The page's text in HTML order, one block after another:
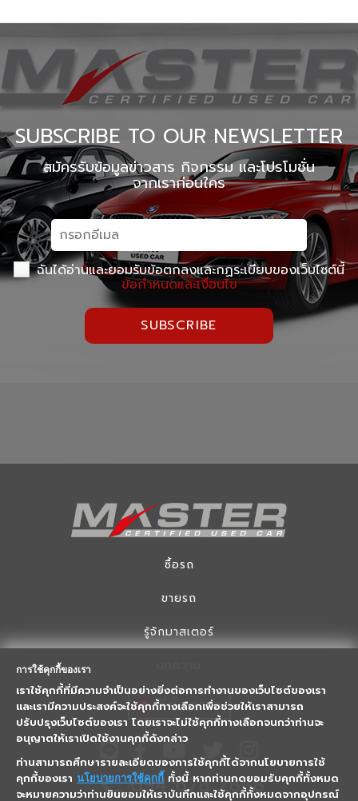
SUBSCRIBE TO OUR NEWSLETTER
สมัครรับข้อมูลข่าวสาร กิจกรรม และโปรโมชั่น
จากเราก่อนใคร
ฉันได้อ่านและยอมรับข้อตกลงและกฏระเบียบของเว็บไซต์นี้
ข้อกำหนดและเงื่อนไข
SUBSCRIBE
ซื้อรถ
ขายรถ
รู้จักมาสเตอร์
ที่ตั้งสาขา
094 678 2888
การใช้คุกกี้ของเรา
เราใช้คุกกี้ที่มีความจำเป็นอย่างยิ่งต่อการทำงานของเว็บไซต์ของเรา
และเรามีความประสงค์จะใช้คุกกี้ทางเลือกเพื่อช่วยให้เราสามารถ
ปรับปรุงเว็บไซต์ของเรา โดยเราจะไม่ใช้คุกกี้ทางเลือกจนกว่าท่านจะ
อนุญาตให้เราเปิดใช้งานคุกกี้ดังกล่าว
ท่านสามารถศึกษารายละเอียดของการใช้คุกกี้ได้จากนโยบายการใช้
คุกกี้ของเรา นโยบายการใช้คุกกี้ ทั้งนี้ หากท่านกดยอมรับคุกกี้ทั้งหมด
จะหมายความว่าท่านยินยอมให้เราบันทึกและใช้คุกกี้ทั้งหมดจากอุปกรณ์